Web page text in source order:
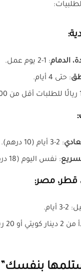
الدمام: 1-2 يوم عمل.
: حتى 4 أيام.
: 2-3 أيام (10 درهم).
: نفس اليوم (18 درهم).
قطر، مصر:
أو 20 جنيه مصري.
بنفسك”